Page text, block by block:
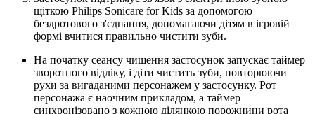
щіткою Philips Sonicare for Kids за допомогою
бездротового з'єднання, допомагаючи дітям в ігровій
формі вчитися правильно чистити зуби.
На початку сеансу чищення застосунок запускає таймер
зворотного відліку, і діти чистить зуби, повторюючи
рухи за вигаданими персонажем у застосунку. Рот
персонажа є наочним прикладом, а таймер
синхронізовано з кожною ділянкою порожнини рота